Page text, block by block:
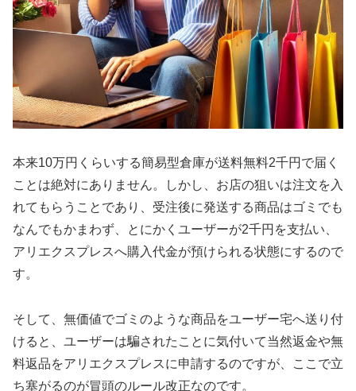
本来10万円くらいする簡易型倉庫が送料無料2千円で届く
ことは絶対にありません。しかし、お店の狙いは注文を入
れてもらうことであり、受注後に発送する商品はゴミでも
なんでもかまわず、とにかくユーザーが2千円を支払い、
アリエクスプレスへ購入代金が預けられる状態にするので
す。
そして、無価値でゴミのような商品をユーザー宅へ送り付
けると、ユーザーは騙されたことに気付いて当然返金や無
料返品をアリエクスプレスに申請するのですが、ここで立
ち塞がるのが冒頭のルール改正なのです。